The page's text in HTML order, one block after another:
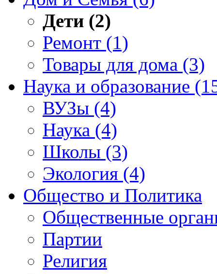
Дети (2)
Ремонт (1)
Товары для дома (3)
Наука и образование
ВУЗы (4)
Наука (4)
Школы (3)
Экология (4)
Общество и Политика
Общественные
Партии
Религия